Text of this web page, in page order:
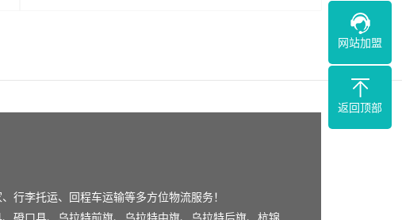
行李托运、回程车运输等多方位物流服务！
、 磴口县、 乌拉特前旗、 乌拉特中旗、 乌拉特后旗、 杭锦
网站加盟
返回顶部